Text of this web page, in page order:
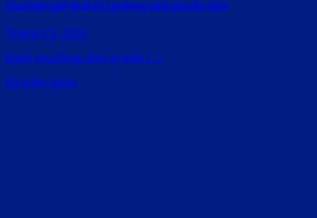
Chụp hình nghệ thuật Đà Lạt phong cách nàng thơ 2026
Tháng 6 9, 2026
Danh mụcChụp ảnh sự kiện [...]
Đã kiểm duyệt